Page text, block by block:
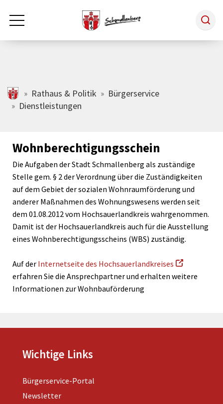
Zum Hauptinhalt springen
Rathaus & Politik
Tourismus
Freizeit & Kultur
Wirtschaft
schmallenberg.de
Rathaus & Politik
Bürgerservice
Dienstleistungen
Wohnberechtigungsschein
Die Aufgaben der Stadt Schmallenberg als zuständige
Stelle gem. § 2 der Verordnung über die Zuständigkeiten
auf dem Gebiet der sozialen Wohnraumförderung und
anderer Maßnahmen des Wohnungswesens werden seit
dem 01.08.2012 vom Hochsauerlandkreis wahrgenommen.
Damit ist der Hochsauerlandkreis auch für die Ausstellung
eines Wohnberechtigungsscheins (WBS) zuständig.
Auf der Internetseite des Hochsauerlandkreises
erfahren Sie die Ansprechpartner und erhalten weitere
Informationen zur Wohnbauförderung
Wichtige Links
Bürgerservice-Portal
Newsletter